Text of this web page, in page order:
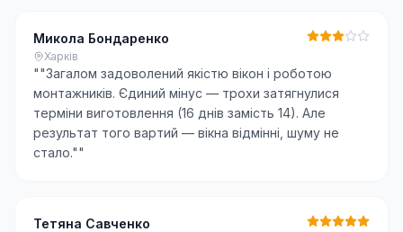
Микола Бондаренко
Харків
""Загалом задоволений якістю вікон і роботою
монтажників. Єдиний мінус — трохи затягнулися
терміни виготовлення (16 днів замість 14). Але
результат того вартий — вікна відмінні, шуму не
стало.""
Тетяна Савченко